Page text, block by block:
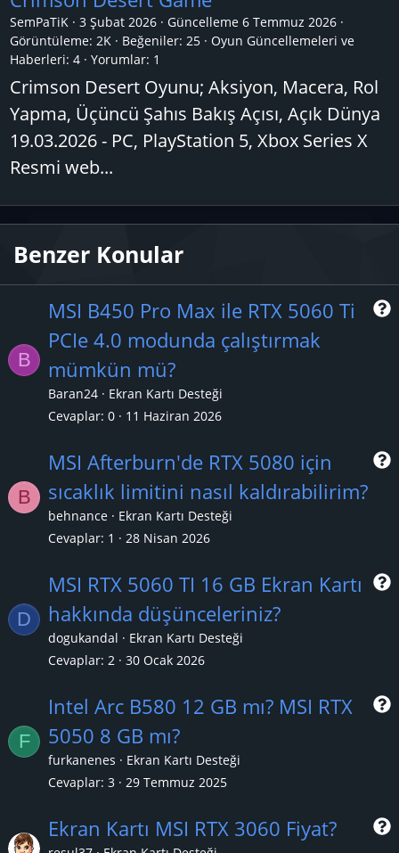
SemPaTiK 3 Şubat 2026 Güncelleme 6 Temmuz 2026
Görüntüleme: 2K
Beğeniler: 25
Oyun Güncellemeleri ve
Haberleri: 4 Yorumlar: 1
Crimson Desert Oyunu; Aksiyon, Macera, Rol
Yapma, Üçüncü Şahıs Bakış Açısı, Açık Dünya
19.03.2026 - PC, PlayStation 5, Xbox Series X
Resmi web...
Benzer Konular
B
S
MSI B450 Pro Max ile RTX 5060 Ti
PCIe 4.0 modunda çalıştırmak
mümkün mü?
Baran24
Ekran Kartı Desteği
Cevaplar 0 11 Haziran 2026
B
S
MSI Afterburn'de RTX 5080 için
sıcaklık limitini nasıl kaldırabilirim?
behnance
Ekran Kartı Desteği
Cevaplar 1 28 Nisan 2026
D
S
MSI RTX 5060 TI 16 GB Ekran Kartı
hakkında düşünceleriniz?
dogukandal
Ekran Kartı Desteği
Cevaplar 2 30 Ocak 2026
F
S
Intel Arc B580 12 GB mı? MSI RTX
5050 8 GB mı?
furkanenes
Ekran Kartı Desteği
Cevaplar 3 29 Temmuz 2025
S
Ekran Kartı MSI RTX 3060 Fiyat?